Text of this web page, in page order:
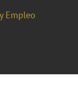
Empleo